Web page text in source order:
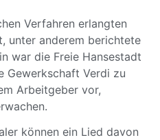
Verfahren erlangten
unter anderem berichtete
war die Freie Hansestadt
Gewerkschaft Verdi zu
Arbeitgeber vor,
können ein Lied davon